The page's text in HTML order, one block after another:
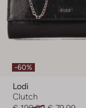
-60%
Lodi
Clutch